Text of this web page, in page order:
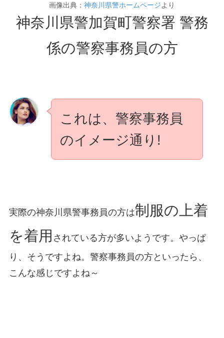
画像出典： 神奈川県警ホームページより
神奈川県警加賀町警察署 警務
係の警察事務員の方
これは、警察事務員
のイメージ通り!
実際の神奈川県警事務員の方は制服の上着
を着用 されている方が多いようです。やっぱ
り、そうですよね。警察事務員の方といったら、
こんな感じですよね～